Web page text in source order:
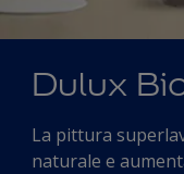
Dulux
La pittura
naturale e